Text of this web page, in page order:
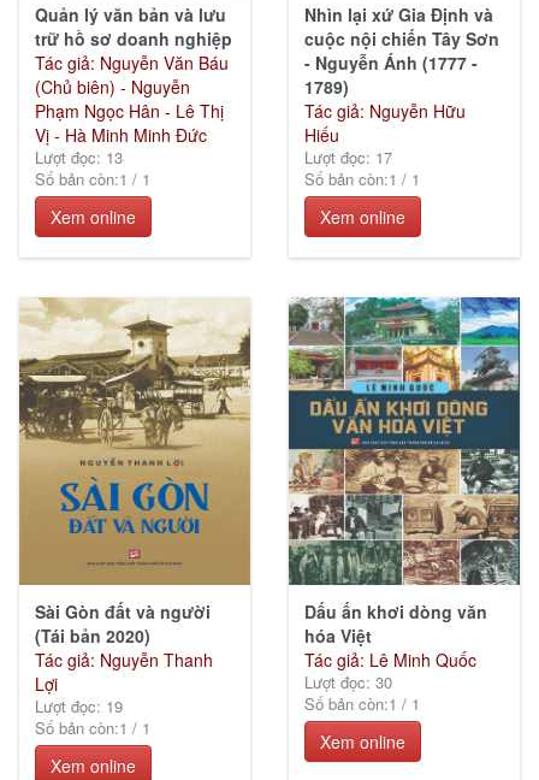
Quản lý văn bản và lưu
trữ hồ sơ doanh nghiệp
Tác giả: Nguyễn Văn Báu
(Chủ biên) - Nguyễn
Phạm Ngọc Hân - Lê Thị
Vị - Hà Minh Minh Đức
Lượt đọc: 13
Số bản còn:1 /1
Xem online
Nhìn lại xứ Gia Định và
cuộc nội chiến Tây Sơn
- Nguyễn Ánh (1777 -
1789)
Tác giả: Nguyễn Hữu
Hiếu
Lượt đọc: 17
Số bản còn:1 /1
Xem online
Sài Gòn đất và người
(Tái bản 2020)
Tác giả: Nguyễn Thanh
Lợi
Lượt đọc: 19
Số bản còn:1 /1
Xem online
Dấu ấn khơi dòng văn
hóa Việt
Tác giả: Lê Minh Quốc
Lượt đọc: 30
Số bản còn:1 /1
Xem online